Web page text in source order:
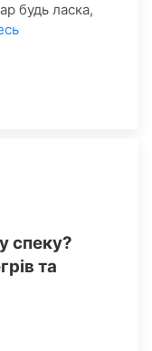
будь ласка,
спеку?
та